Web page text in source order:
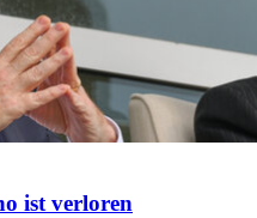
ist verloren